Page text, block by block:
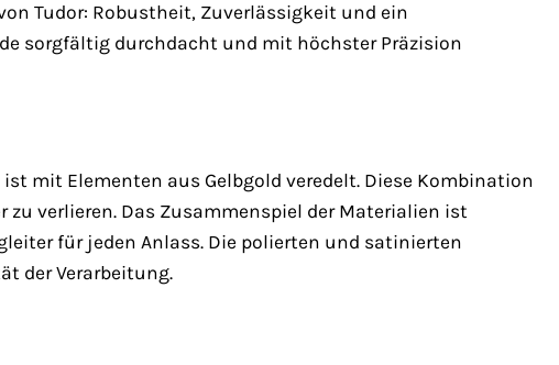
Tudor: Robustheit, Zuverlässigkeit und ein
sorgfältig durchdacht und mit höchster Präzision
mit Elementen aus Gelbgold veredelt. Diese Kombination
verlieren. Das Zusammenspiel der Materialien ist
für jeden Anlass. Die polierten und satinierten
der Verarbeitung.